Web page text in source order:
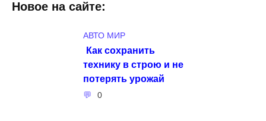
Новое на сайте:
АВТО МИР
Как сохранить
технику в строю и не
потерять урожай
0